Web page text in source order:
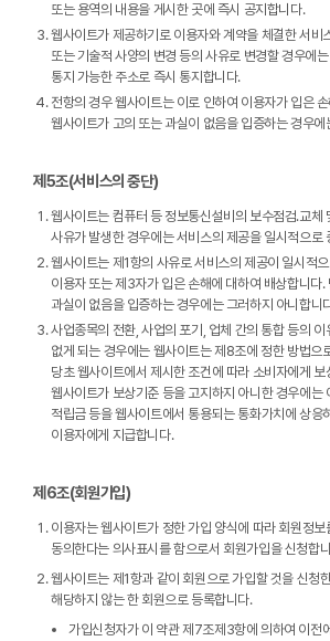
또는 용역의 내용을 게시한 곳에 즉시 공지합니다.
웹사이트가 제공하기로 이용자와 계약을 체결한 서비
또는 기술적 사양의 변경 등의 사유로 변경할 경우에
통지 가능한 주소로 즉시 통지합니다.
전항의 경우 웹사이트는 이로 인하여 이용자가 입은
웹사이트가 고의 또는 과실이 없음을 입증하는 경우
제5조(서비스의 중단)
웹사이트는 컴퓨터 등 정보통신설비의 보수점검․교체
사유가 발생한 경우에는 서비스의 제공을 일시적으로
웹사이트는 제1항의 사유로 서비스의 제공이 일시적
이용자 또는 제3자가 입은 손해에 대하여 배상합니다.
과실이 없음을 입증하는 경우에는 그러하지 아니합니
사업종목의 전환, 사업의 포기, 업체 간의 통합 등의
없게 되는 경우에는 웹사이트는 제8조에 정한 방법으
당초 웹사이트에서 제시한 조건에 따라 소비자에게 보
웹사이트가 보상기준 등을 고지하지 아니한 경우에는
적립금 등을 웹사이트에서 통용되는 통화가치에 상응
이용자에게 지급합니다.
제6조(회원가입)
이용자는 웹사이트가 정한 가입 양식에 따라 회원정보
동의한다는 의사표시를 함으로서 회원가입을 신청합
웹사이트는 제1항과 같이 회원으로 가입할 것을 신청
해당하지 않는 한 회원으로 등록합니다.
가입신청자가 이 약관 제7조제3항에 의하여 이전